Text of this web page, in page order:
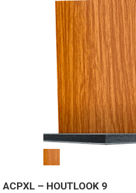
ACPXL – HOUTLOOK 9